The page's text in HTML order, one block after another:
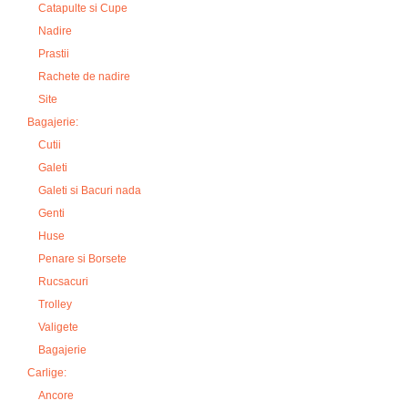
Catapulte si Cupe
Nadire
Prastii
Rachete de nadire
Site
Bagajerie:
Cutii
Galeti
Galeti si Bacuri nada
Genti
Huse
Penare si Borsete
Rucsacuri
Trolley
Valigete
Bagajerie
Carlige:
Ancore